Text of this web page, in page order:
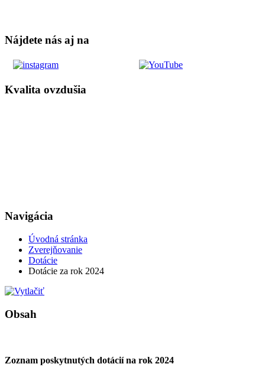
Nájdete nás aj na
Kvalita ovzdušia
Navigácia
Úvodná stránka
Zverejňovanie
Dotácie
Dotácie za rok 2024
Obsah
Zoznam poskytnutých dotácií na rok 2024